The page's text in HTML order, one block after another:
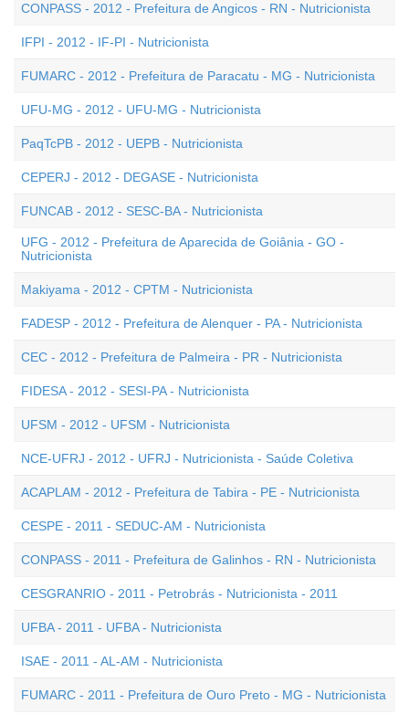
CONPASS - 2012 - Prefeitura de Angicos - RN - Nutricionista
IFPI - 2012 - IF-PI - Nutricionista
FUMARC - 2012 - Prefeitura de Paracatu - MG - Nutricionista
UFU-MG - 2012 - UFU-MG - Nutricionista
PaqTcPB - 2012 - UEPB - Nutricionista
CEPERJ - 2012 - DEGASE - Nutricionista
FUNCAB - 2012 - SESC-BA - Nutricionista
UFG - 2012 - Prefeitura de Aparecida de Goiânia - GO -
Nutricionista
Makiyama - 2012 - CPTM - Nutricionista
FADESP - 2012 - Prefeitura de Alenquer - PA - Nutricionista
CEC - 2012 - Prefeitura de Palmeira - PR - Nutricionista
FIDESA - 2012 - SESI-PA - Nutricionista
UFSM - 2012 - UFSM - Nutricionista
NCE-UFRJ - 2012 - UFRJ - Nutricionista - Saúde Coletiva
ACAPLAM - 2012 - Prefeitura de Tabira - PE - Nutricionista
CESPE - 2011 - SEDUC-AM - Nutricionista
CONPASS - 2011 - Prefeitura de Galinhos - RN - Nutricionista
CESGRANRIO - 2011 - Petrobrás - Nutricionista - 2011
UFBA - 2011 - UFBA - Nutricionista
ISAE - 2011 - AL-AM - Nutricionista
FUMARC - 2011 - Prefeitura de Ouro Preto - MG - Nutricionista